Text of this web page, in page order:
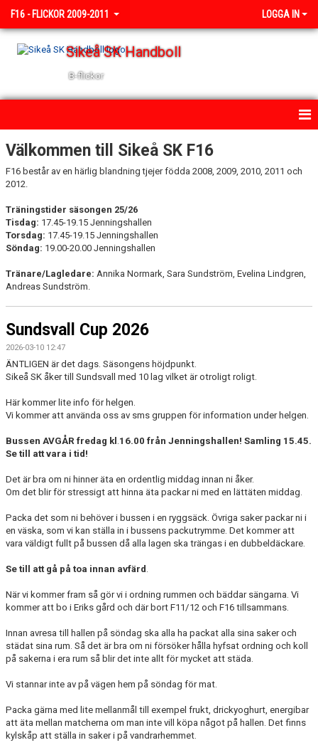
F16 - FLICKOR 2009-2011 LOGGA IN
Sikeå SK Handboll
B-flickor
HEM
NYHETER
KALENDER
TRUPPEN
KONTAKT
MATCHER
Välkommen till Sikeå SK F16
F16 består av en härlig blandning tjejer födda 2008, 2009, 2010, 2011 och
2012.
Träningstider säsongen 25/26
Tisdag: 17.45-19.15 Jenningshallen
Torsdag: 17.45-19.15 Jenningshallen
Söndag: 19.00-20.00 Jenningshallen
Tränare/Lagledare: Annika Normark, Sara Sundström, Evelina Lindgren,
Andreas Sundström.
Sundsvall Cup 2026
2026-03-10 12:47
ÄNTLIGEN är det dags. Säsongens höjdpunkt.
Sikeå SK åker till Sundsvall med 10 lag vilket är otroligt roligt.
Här kommer lite info för helgen.
Vi kommer att använda oss av sms gruppen för information under helgen.
Bussen AVGÅR fredag kl .16.00 från Jenningshallen! Samling 15.45.
Se till att vara i tid!
Det är bra om ni hinner äta en ordentlig middag innan ni åker.
Om det blir för stressigt att hinna äta packar ni med en lättäten middag.
Packa det som ni behöver i bussen i en ryggsäck. Övriga saker packar ni i
en väska, som vi kan ställa in i bussens packutrymme. Det kommer att
vara väldigt fullt på bussen då alla lagen ska trängas i en dubbeldäckare.
Se till att gå på toa innan avfärd .
När vi kommer fram så gör vi i ordning rummen och bäddar sängarna. Vi
kommer att bo i Eriks gård och där bort F11/12 och F16 tillsammans.
Innan avresa till hallen på söndag ska alla ha packat alla sina saker och
städat sina rum. Så det är bra om ni försöker hålla hyfsat ordning och koll
på sakerna i era rum så blir det inte allt för mycket att städa.
Vi stannar inte av på vägen hem på söndag för mat.
Packa gärna med lite mellanmål till exempel frukt, drickyoghurt, energibar
att äta mellan matcherna om man inte vill köpa något på hallen. Det finns
kylskåp att ställa in saker i på vandrarhemmet.